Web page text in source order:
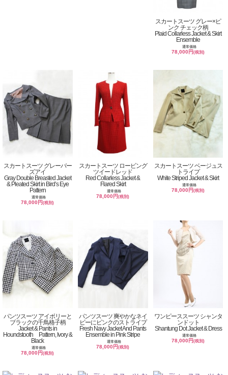
スカートスーツ グレー×ピ
ンク チェック柄
Plaid Collarless Jacket & Skirt
Ensemble
通常価格
78,000円(税別)
スカートスーツ グレーバー
ズアイ
Gray Double Breasted Jacket
& Pleated Skirt in Bird’s Eye
Pattern
通常価格
78,000円(税別)
スカートスーツ ロービング
ツイードレッド
Red Collarless Jacket &
Flared Skirt
通常価格
78,000円(税別)
スカートスーツ ベージュス
トライプ
White Striped Jacket & Skirt
通常価格
78,000円(税別)
パンツスーツ アイボリーと
ブラックの千鳥格子柄
Jacket & Pants in
Houndstooth Pattern, Ivory &
Black
通常価格
78,000円(税別)
パンツスーツ 爽やかなネイ
ビーにピンクのストライプ
Fresh Navy Jacket And Pants
Ensemble in Pink Stripe
通常価格
78,000円(税別)
ワンピーススーツ シャンタ
ンドット
Shantung Dot Jacket & Dress
通常価格
78,000円(税別)